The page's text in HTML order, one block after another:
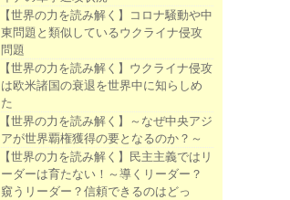
【世界の力を読み解く】コロナ騒動や中
東問題と類似しているウクライナ侵攻
問題
【世界の力を読み解く】ウクライナ侵攻
は欧米諸国の衰退を世界中に知らしめ
た
【世界の力を読み解く】～なぜ中央アジ
アが世界覇権獲得の要となるのか？～
【世界の力を読み解く】民主主義ではリ
ーダーは育たない！～導くリーダー？
窺うリーダー？信頼できるのはどっ